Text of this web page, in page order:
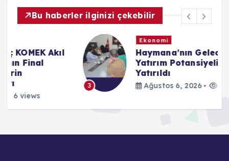
Bu haberler ilginizi çekebilir
Ekonomi
Haymana’nın Geleceği ve
Yatırım Potansiyeli Masaya
Yatırıldı
Ağustos 6, 2026 8 views